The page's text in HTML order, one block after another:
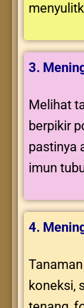
3.
Melihat
berpikir
pastinya
imun
4.
koneksi,